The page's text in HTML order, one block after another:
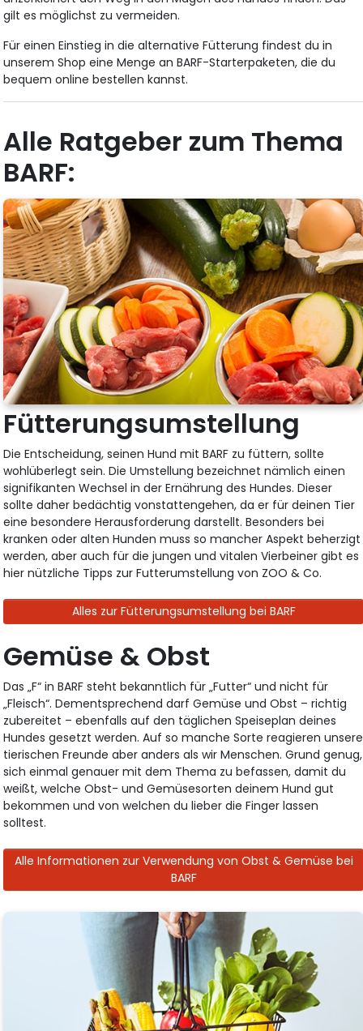
gilt es möglichst zu vermeiden.
Für einen Einstieg in die alternative Fütterung findest du in
unserem Shop eine Menge an BARF-Starterpaketen, die du
bequem online bestellen kannst.
Alle Ratgeber zum Thema
BARF:
Fütterungsumstellung
Die Entscheidung, seinen Hund mit BARF zu füttern, sollte
wohlüberlegt sein. Die Umstellung bezeichnet nämlich einen
signifikanten Wechsel in der Ernährung des Hundes. Dieser
sollte daher bedächtig vonstattengehen, da er für deinen Tier
eine besondere Herausforderung darstellt. Besonders bei
kranken oder alten Hunden muss so mancher Aspekt beherzigt
werden, aber auch für die jungen und vitalen Vierbeiner gibt es
hier nützliche Tipps zur Futterumstellung von ZOO & Co.
Alles zur Fütterungsumstellung bei BARF
Gemüse & Obst
Das „F“ in BARF steht bekanntlich für „Futter“ und nicht für
„Fleisch“. Dementsprechend darf Gemüse und Obst – richtig
zubereitet – ebenfalls auf den täglichen Speiseplan deines
Hundes gesetzt werden. Auf so manche Sorte reagieren unsere
tierischen Freunde aber anders als wir Menschen. Grund genug,
sich einmal genauer mit dem Thema zu befassen, damit du
weißt, welche Obst- und Gemüsesorten deinem Hund gut
bekommen und von welchen du lieber die Finger lassen
solltest.
Alle Informationen zur Verwendung von Obst & Gemüse bei
BARF